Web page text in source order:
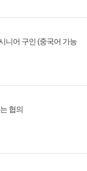
니어 구인 (중국어 가능
협의